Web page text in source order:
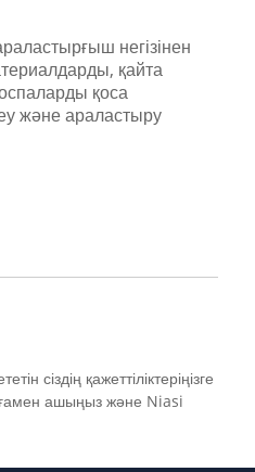
негізінен
қайта
қоса
және араластыру
сіздің қажеттіліктеріңізге
ашыңыз және Niasi